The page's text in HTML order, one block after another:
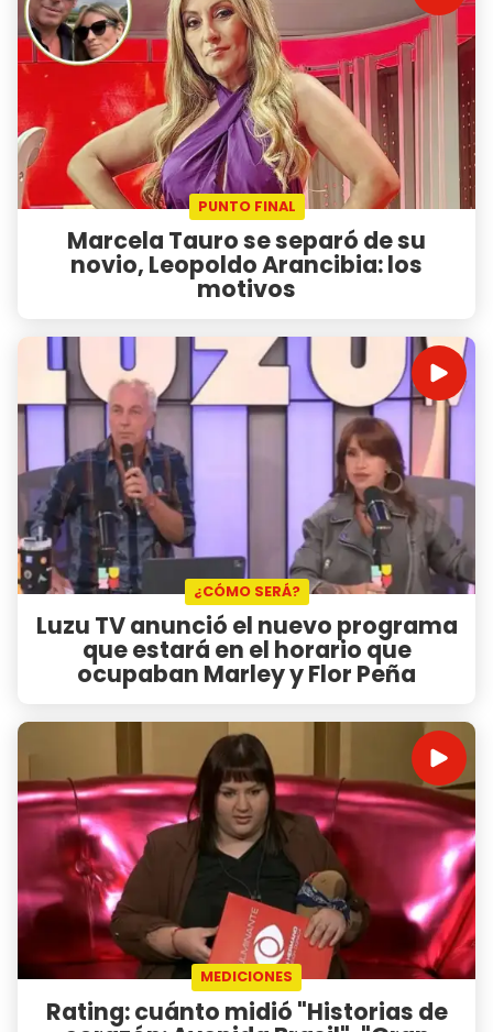
PUNTO FINAL
Marcela Tauro se separó de su
novio, Leopoldo Arancibia: los
motivos
¿CÓMO SERÁ?
Luzu TV anunció el nuevo programa
que estará en el horario que
ocupaban Marley y Flor Peña
MEDICIONES
Rating: cuánto midió "Historias de